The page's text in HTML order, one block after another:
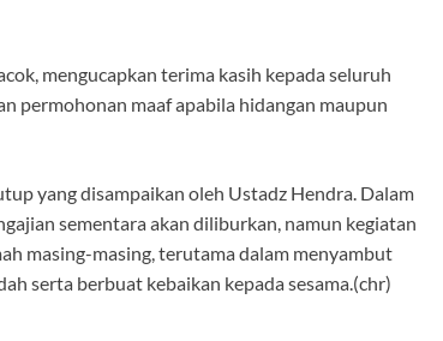
mengucapkan terima kasih kepada seluruh
permohonan maaf apabila hidangan maupun
yang disampaikan oleh Ustadz Hendra. Dalam
sementara akan diliburkan, namun kegiatan
masing-masing, terutama dalam menyambut
serta berbuat kebaikan kepada sesama.(chr)